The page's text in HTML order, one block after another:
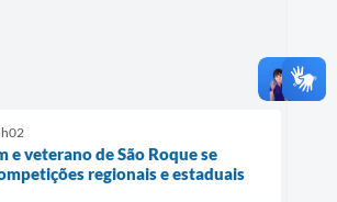
e veterano de São Roque se
regionais e estaduais